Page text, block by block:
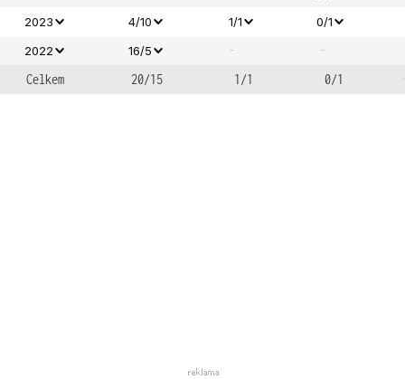
2023 4/10 1/1
0/1
2022
16/5 -
-
Celkem
20/15 1/1 0/1